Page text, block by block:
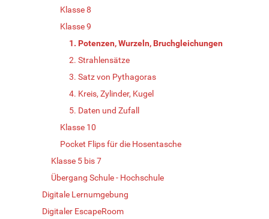
Klasse 8
Klasse 9
1. Potenzen, Wurzeln, Bruchgleichungen
2. Strahlensätze
3. Satz von Pythagoras
4. Kreis, Zylinder, Kugel
5. Daten und Zufall
Klasse 10
Pocket Flips für die Hosentasche
Klasse 5 bis 7
Übergang Schule - Hochschule
Digitale Lernumgebung
Digitaler EscapeRoom